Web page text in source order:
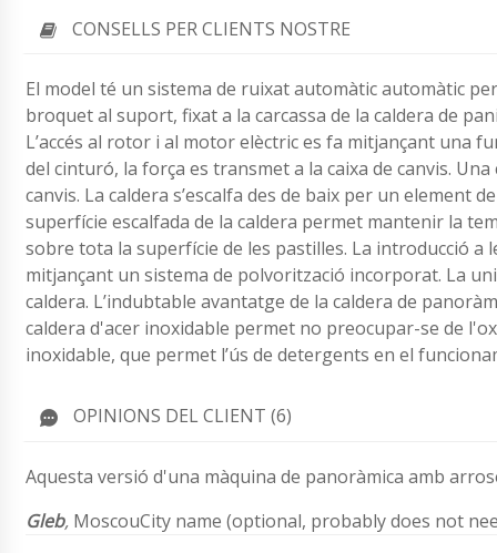
CONSELLS PER CLIENTS NOSTRE
El model té un sistema de ruixat automàtic automàtic
broquet al suport, fixat a la carcassa de la caldera de
L’accés al rotor i al motor elèctric es fa mitjançant una
del cinturó, la força es transmet a la caixa de canvis. Una
canvis. La caldera s’escalfa des de baix per un element
superfície escalfada de la caldera permet mantenir la
sobre tota la superfície de les pastilles. La introducció a
mitjançant un sistema de polvorització incorporat. La
caldera. L’indubtable avantatge de la caldera de
caldera d'acer inoxidable permet no preocupar-se de
inoxidable, que permet l’ús de detergents en el
OPINIONS DEL CLIENT (6)
Aquesta versió d'una màquina de panoràmica amb
Gleb, MoscouCity name (optional, probably does not